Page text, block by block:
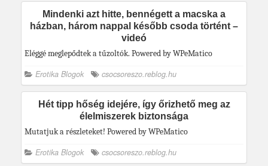
Mindenki azt hitte, bennégett a macska a
házban, három nappal később csoda történt –
videó
Eléggé meglepődtek a tűzoltók. Powered by WPeMatico
Erotika Blogok csocsoreszo.reblog.hu
Hét tipp hőség idejére, így őrizhető meg az
élelmiszerek biztonsága
Mutatjuk a részleteket! Powered by WPeMatico
Erotika Blogok csocsoreszo.reblog.hu